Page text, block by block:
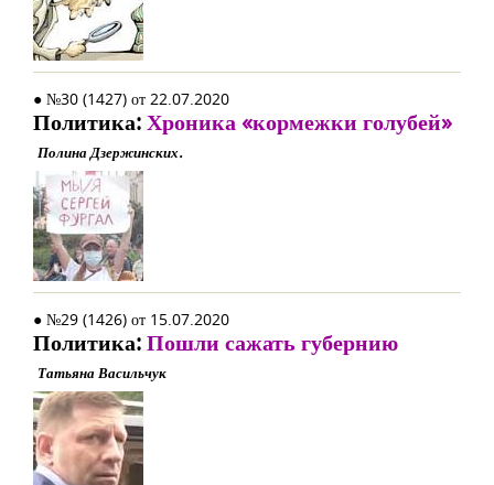
● №30 (1427) от 22.07.2020
Политика:Хроника «кормежки голубей»
Полина Дзержинских.
● №29 (1426) от 15.07.2020
Политика:Пошли сажать губернию
Татьяна Васильчук